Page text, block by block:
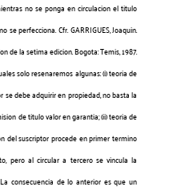
no se ponga en circulacion el titulo
se perfecciona. Cfr. GARRIGUES, Joaquin.
de la setima edicion. Bogota: Temis, 1987.
solo resenaremos algunas: (i) teoria de
se debe adquirir en propiedad, no basta la
de titulo valor en garantia; (ii) teoria de
del suscriptor procede en primer termino
pero al circular a tercero se vincula la
consecuencia de lo anterior es que un